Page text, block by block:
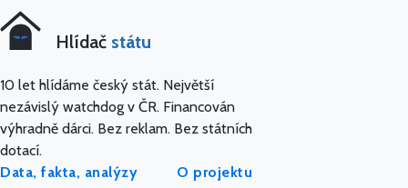
Hlídač státu
10 let hlídáme český stát. Největší
nezávislý watchdog v ČR. Financován
výhradně dárci. Bez reklam. Bez státních
dotací.
Data, fakta, analýzy
O projektu